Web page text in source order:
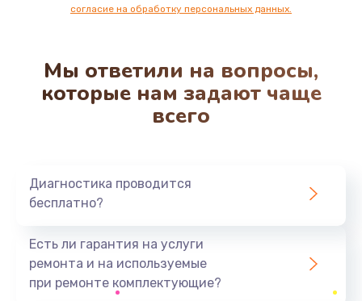
850 руб.
Ремонт клапана термоблока
800 руб.
1500 руб.
Замена прокладок
1250 руб.
согласие на обработку персональных данных.
Мы ответили на вопросы,
которые нам задают чаще
всего
Диагностика проводится
бесплатно?
Есть ли гарантия на услуги
ремонта и на используемые
при ремонте комплектующие?